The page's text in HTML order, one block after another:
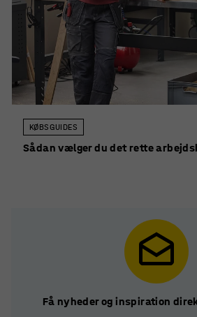
KØBSGUIDES
Sådan vælger du det rette
Få nyheder og inspiration